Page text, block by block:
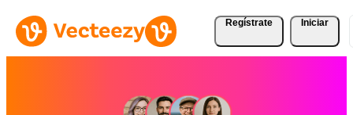
Regístrate Iniciar